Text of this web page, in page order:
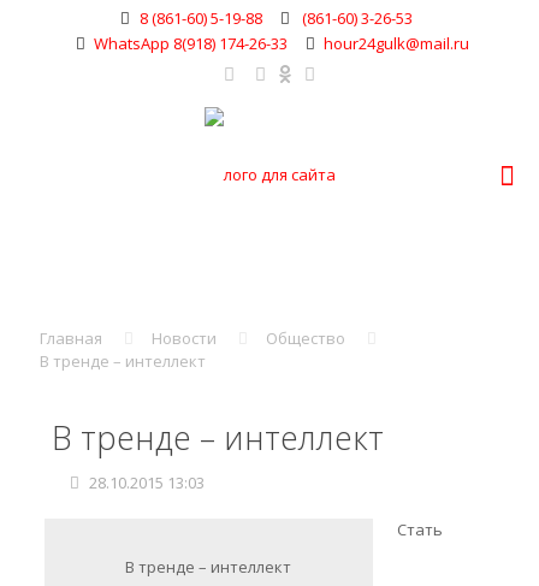
8 (861-60) 5-19-88
(861-60) 3-26-53
WhatsApp 8(918) 174-26-33
hour24gulk@mail.ru
Главная Новости
Общество
В тренде – интеллект
В тренде – интеллект
28.10.2015 13:03
В тренде – интеллект
Стать